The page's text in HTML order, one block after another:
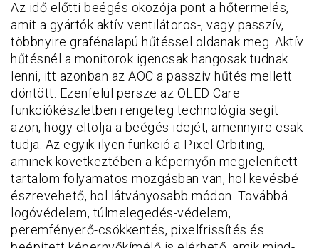
Az idő előtti beégés okozója pont a hőtermelés,
amit a gyártók aktív ventilátoros-, vagy passzív,
többnyire grafénalapú hűtéssel oldanak meg. Aktív
hűtésnél a monitorok igencsak hangosak tudnak
lenni, itt azonban az AOC a passzív hűtés mellett
döntött. Ezenfelül persze az OLED Care
funkciókészletben rengeteg technológia segít
azon, hogy eltolja a beégés idejét, amennyire csak
tudja. Az egyik ilyen funkció a Pixel Orbiting,
aminek következtében a képernyőn megjelenített
tartalom folyamatos mozgásban van, hol kevésbé
észrevehető, hol látványosabb módon. Továbbá
logóvédelem, túlmelegedés-védelem,
peremfényerő-csökkentés, pixelfrissítés és